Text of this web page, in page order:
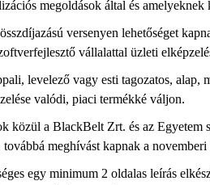
megoldások által és
versenyen lehetőséget
vállalattal üzleti
levelező vagy esti tagozatos,
valódi, piaci termékké váljon.
közül a BlackBelt Zrt. és az
meghívást kapnak a
egy minimum 2 oldalas leírás